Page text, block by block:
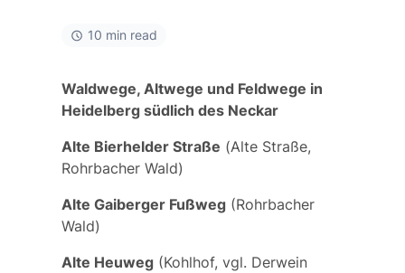
10 min read
Waldwege, Altwege und Feldwege in
Heidelberg südlich des Neckar
Alte Bierhelder Straße (Alte Straße,
Rohrbacher Wald)
Alte Gaiberger Fußweg(Rohrbacher
Wald)
Alte Heuweg(Kohlhof, vgl. Derwein